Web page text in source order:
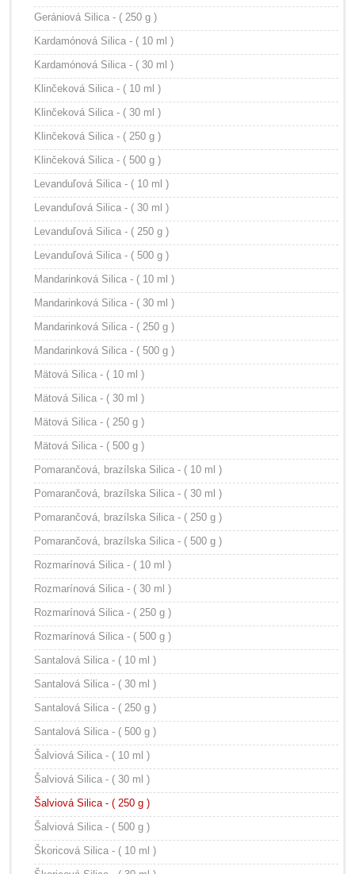
Gerániová Silica - ( 250 g )
Kardamónová Silica - ( 10 ml )
Kardamónová Silica - ( 30 ml )
Klinčeková Silica - ( 10 ml )
Klinčeková Silica - ( 30 ml )
Klinčeková Silica - ( 250 g )
Klinčeková Silica - ( 500 g )
Levanduľová Silica - ( 10 ml )
Levanduľová Silica - ( 30 ml )
Levanduľová Silica - ( 250 g )
Levanduľová Silica - ( 500 g )
Mandarinková Silica - ( 10 ml )
Mandarinková Silica - ( 30 ml )
Mandarinková Silica - ( 250 g )
Mandarinková Silica - ( 500 g )
Mätová Silica - ( 10 ml )
Mätová Silica - ( 30 ml )
Mätová Silica - ( 250 g )
Mätová Silica - ( 500 g )
Pomarančová, brazílska Silica - ( 10 ml )
Pomarančová, brazílska Silica - ( 30 ml )
Pomarančová, brazílska Silica - ( 250 g )
Pomarančová, brazílska Silica - ( 500 g )
Rozmarínová Silica - ( 10 ml )
Rozmarínová Silica - ( 30 ml )
Rozmarínová Silica - ( 250 g )
Rozmarínová Silica - ( 500 g )
Santalová Silica - ( 10 ml )
Santalová Silica - ( 30 ml )
Santalová Silica - ( 250 g )
Santalová Silica - ( 500 g )
Šalviová Silica - ( 10 ml )
Šalviová Silica - ( 30 ml )
Šalviová Silica - ( 250 g )
Šalviová Silica - ( 500 g )
Škoricová Silica - ( 10 ml )